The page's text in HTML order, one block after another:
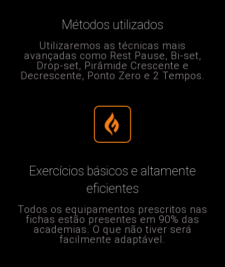
Métodos utilizados
Utilizaremos as técnicas mais
avançadas como Rest Pause, Bi-set,
Drop-set, Pirâmide Crescente e
Decrescente, Ponto Zero e 2 Tempos.​
Exercícios básicos e altamente
eficientes
Todos os equipamentos prescritos nas
fichas estão presentes em 90% das
academias. O que não tiver será
facilmente adaptável.